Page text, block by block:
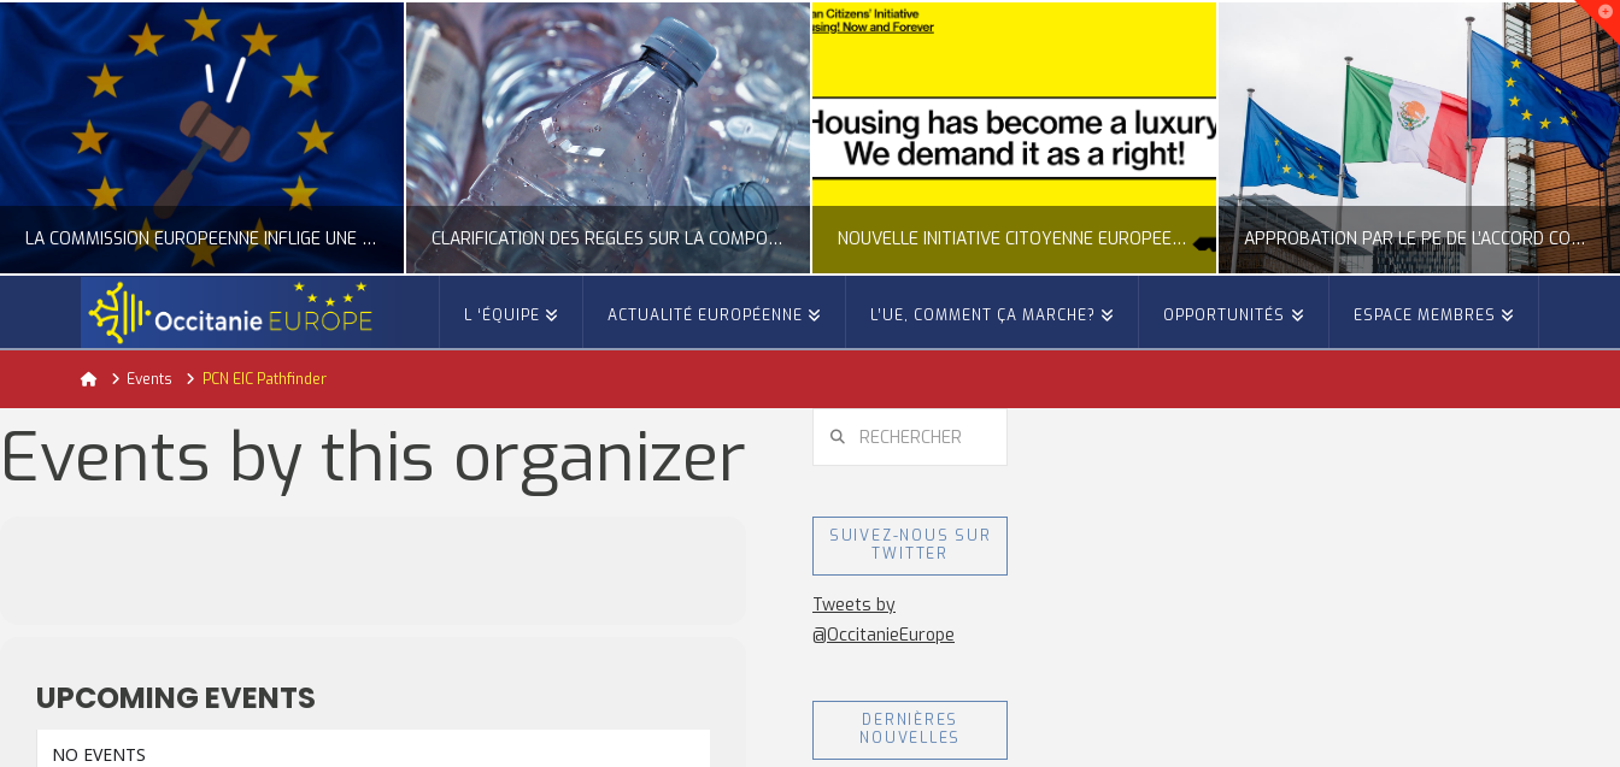
LA COMMISSION EUROPÉENNE INFLIGE UNE AMENDE RECORD À GOOGLE
ACTUALITÉ DE L'UNION EUROPÉENNE, ACTUALITÉ DE LA REPRÉSENTATION D’OCCITANIE EUROPE, NUMÉRIQUE- DIGITAL
JUILLET 24, 2026
CLARIFICATION DES RÈGLES SUR LA COMPOSITION DES BOUTEILLES PLASTIQUES
ACTUALITÉ DE L'UNION EUROPÉENNE, ACTUALITÉ DE LA REPRÉSENTATION D’OCCITANIE EUROPE, ECONOMIE CIRCULAIRE, ÉNERGIE - ENVIRONNEMENT - CLIMAT
JUILLET 24, 2026
NOUVELLE INITIATIVE CITOYENNE EUROPÉENNE SUR LE LOGEMENT
ACTUALITÉ DE L'UNION EUROPÉENNE, ACTUALITÉ DE LA REPRÉSENTATION D’OCCITANIE EUROPE, CITOYENNETÉ, LOGEMENT
JUILLET 24, 2026
APPROBATION PAR LE PE DE L’ACCORD COMMERCIAL ENTRE L’UE ET LE MEXIQUE
ACTION EXTÉRIEURE, ACTUALITÉ DE L'UNION EUROPÉENNE
L ‘ÉQUIPE ACTUALITÉ EUROPÉENNE L’UE, COMMENT ÇA MARCHE? OPPORTUNITÉS ESPACE MEMBRES
HomeEvents PCN EIC Pathfinder
Events by this organizer
UPCOMING EVENTS
NO EVENTS
SUIVEZ-NOUS SUR
TWITTER
Tweets by
@OccitanieEurope
DERNIÈRES
NOUVELLES